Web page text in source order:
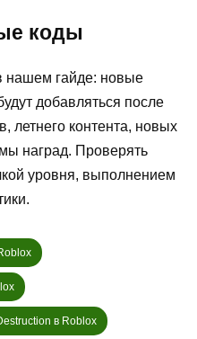
коды
нашем гайде: новые
добавляться после
летнего контента, новых
наград. Проверять
уровня, выполнением
в Roblox